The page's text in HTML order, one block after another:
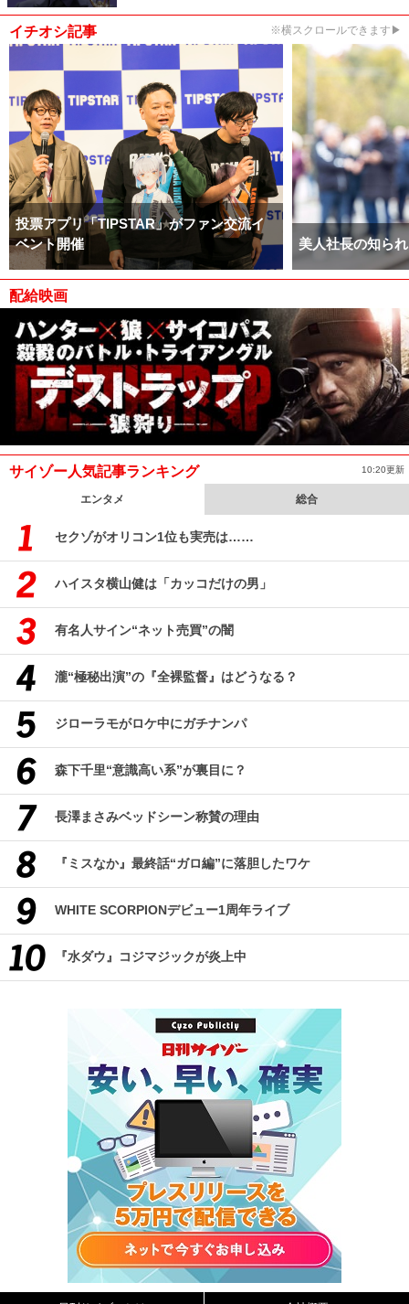
イチオシ記事 ※横スクロールできます▶
投票アプリ「TIPSTAR」がファン交流イ
ベント開催
美人社長の知ら
配給映画
サイゾー人気記事ランキング 10:20更新
エンタメ 総合
セクゾがオリコン1位も実売は……
ハイスタ横山健は「カッコだけの男」
有名人サイン“ネット売買”の闇
瀧“極秘出演”の『全裸監督』はどうなる？
ジローラモがロケ中にガチナンパ
森下千里“意識高い系”が裏目に？
長澤まさみベッドシーン称賛の理由
『ミスなか』最終話“ガロ編”に落胆したワケ
WHITE SCORPIONデビュー1周年ライブ
『水ダウ』コジマジックが炎上中